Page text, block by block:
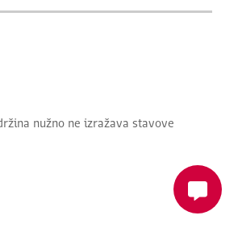
nužno ne izražava stavove